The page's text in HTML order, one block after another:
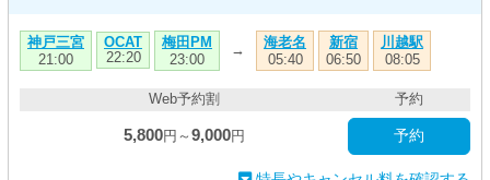
神戸三宮
21:00
OCAT
22:20
梅田PM
23:00
→
海老名
05:40
新宿
06:50
川越駅
08:05
Web予約割
5,800円～ 9,000円
予約
予約